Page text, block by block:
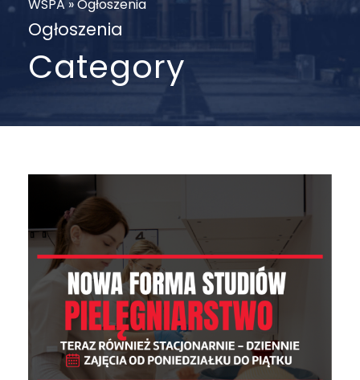
WSPA »Ogłoszenia
Ogłoszenia
Category